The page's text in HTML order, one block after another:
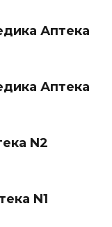
Аптека
Аптека
N2
N1